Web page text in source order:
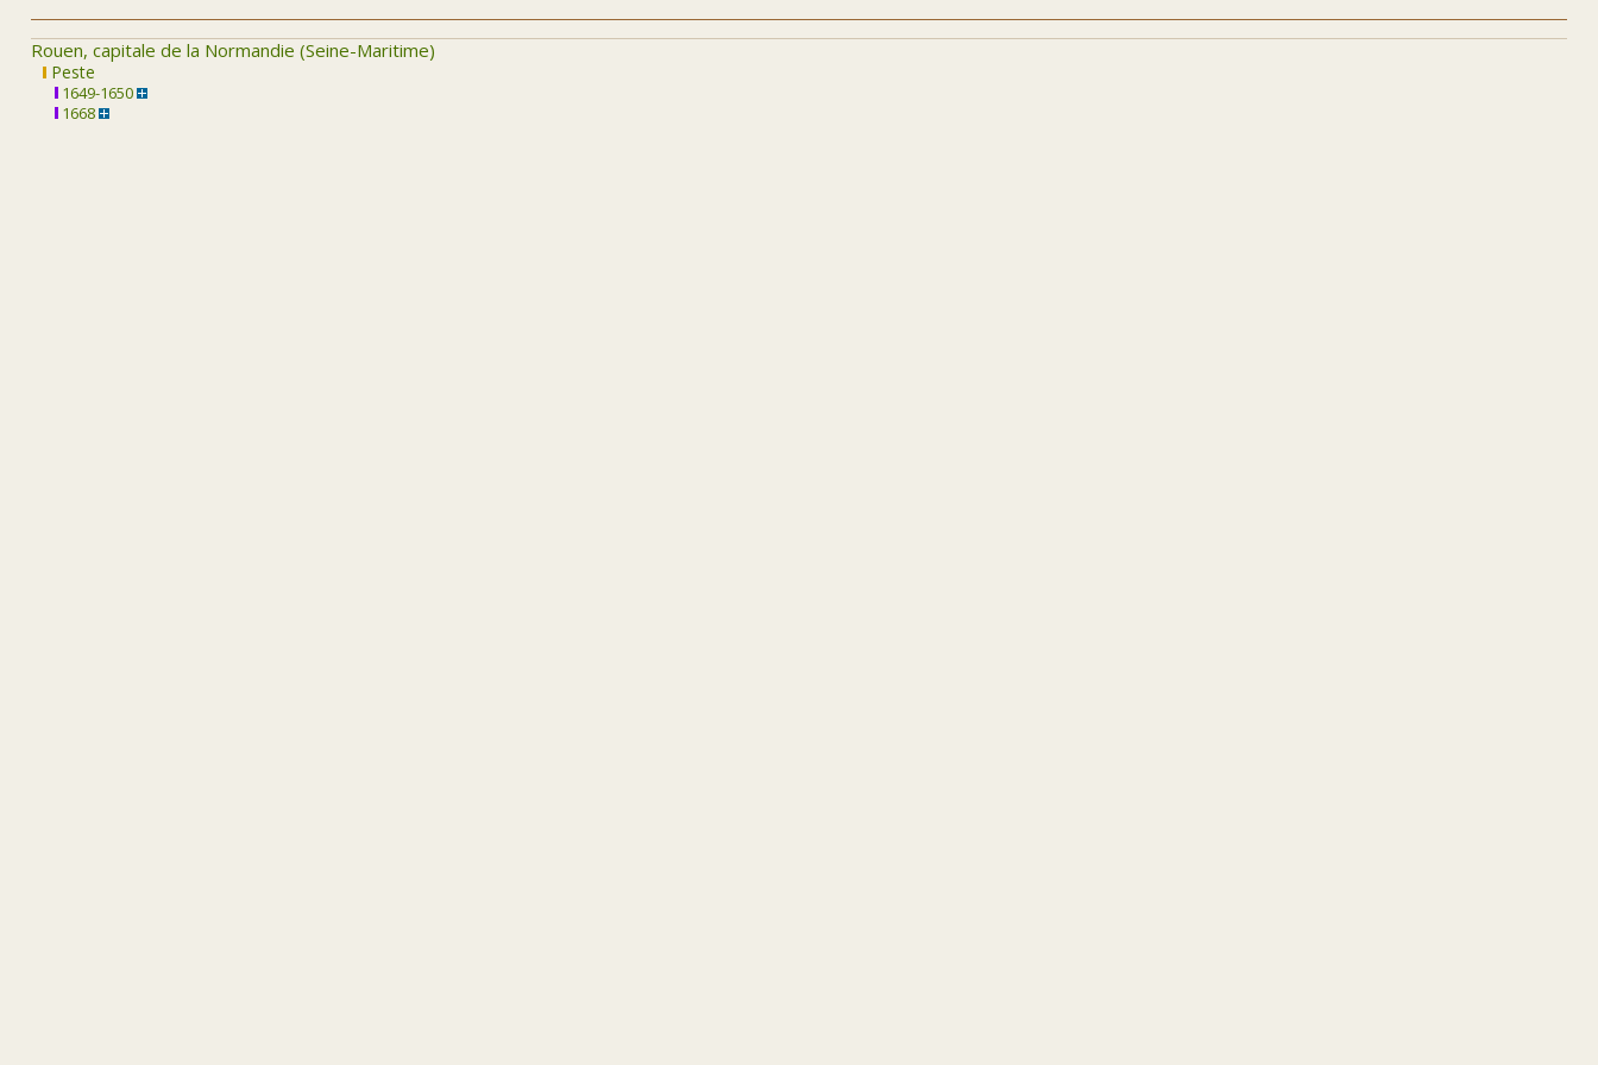
Rouen, capitale de la Normandie (Seine-Maritime)
Peste
1649-1650
1668